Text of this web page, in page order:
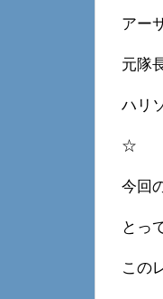
アー
元隊
ハリ
☆
今回
とっ
この